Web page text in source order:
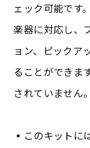
ェック可能です
楽器に対応し、
ョン、ピックア
ることができま
されていません。
▪︎このキットに